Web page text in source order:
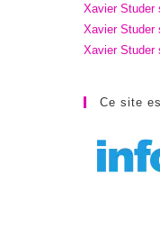
Xavier Studer
Xavier Studer
Xavier Studer
Ce site